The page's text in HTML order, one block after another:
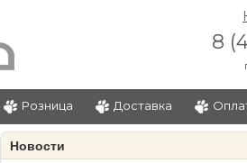
8
Розница Доставка
Новости